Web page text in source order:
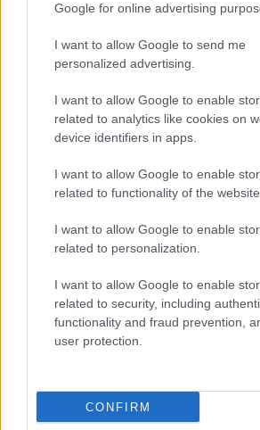
Google for online advertising
I want to allow Google to send me
personalized advertising.
I want to allow Google to enable
related to analytics like cookies on
device identifiers in apps.
I want to allow Google to enable
related to functionality of the
I want to allow Google to enable
related to personalization.
I want to allow Google to enable
related to security, including
functionality and fraud prevention,
user protection.
CONFIRM